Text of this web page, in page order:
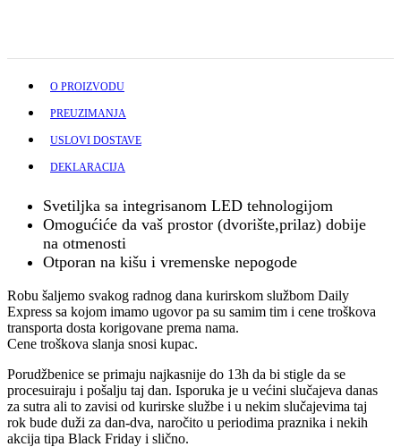
O PROIZVODU
PREUZIMANJA
USLOVI DOSTAVE
DEKLARACIJA
Svetiljka sa integrisanom LED tehnologijom
Omogućiće da vaš prostor (dvorište,prilaz) dobije
na otmenosti
Otporan na kišu i vremenske nepogode
Robu šaljemo svakog radnog dana kurirskom službom Daily
Express sa kojom imamo ugovor pa su samim tim i cene troškova
transporta dosta korigovane prema nama.
Cene troškova slanja snosi kupac.
Porudžbenice se primaju najkasnije do 13h da bi stigle da se
procesuiraju i pošalju taj dan. Isporuka je u većini slučajeva danas
za sutra ali to zavisi od kurirske službe i u nekim slučajevima taj
rok bude duži za dan-dva, naročito u periodima praznika i nekih
akcija tipa Black Friday i slično.